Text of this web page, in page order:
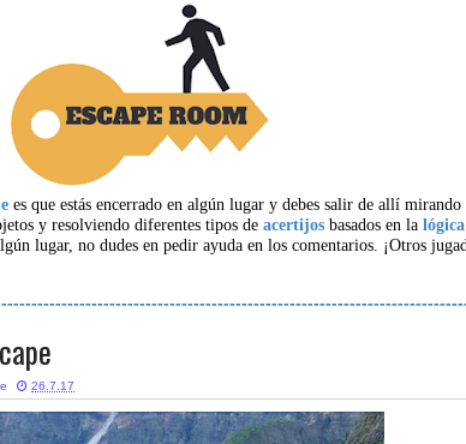
es que estás encerrado en algún lugar y debes salir de allí mirando
y resolviendo diferentes tipos deacertijos basados en lalógica
lugar, no dudes en pedir ayuda en los comentarios. ¡Otros
26.7.17